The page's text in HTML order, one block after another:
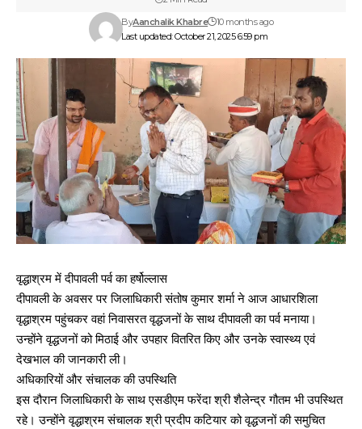
Last updated: October 21, 2025 6:59 pm
ByAanchalik Khabre 10 months ago
वृद्धाश्रम में दीपावली पर्व का हर्षोल्लास
दीपावली के अवसर पर जिलाधिकारी संतोष कुमार शर्मा ने आज आधारशिला
वृद्धाश्रम पहुंचकर वहां निवासरत वृद्धजनों के साथ दीपावली का पर्व मनाया।
उन्होंने वृद्धजनों को मिठाई और उपहार वितरित किए और उनके स्वास्थ्य एवं
देखभाल की जानकारी ली।
अधिकारियों और संचालक की उपस्थिति
इस दौरान जिलाधिकारी के साथ एसडीएम फरेंदा श्री शैलेन्द्र गौतम भी उपस्थित
रहे। उन्होंने वृद्धाश्रम संचालक श्री प्रदीप कटियार को वृद्धजनों की समुचित